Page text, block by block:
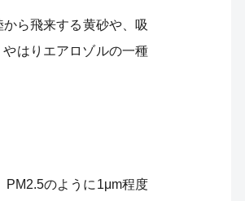
から飛来する黄砂や、吸
はりエアロゾルの一種
PM2.5のように1μm程度